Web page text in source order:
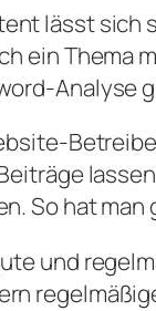
lässt sich
ein Thema
Analyse
So hat
und